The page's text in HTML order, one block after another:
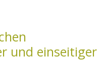
und einseitiger